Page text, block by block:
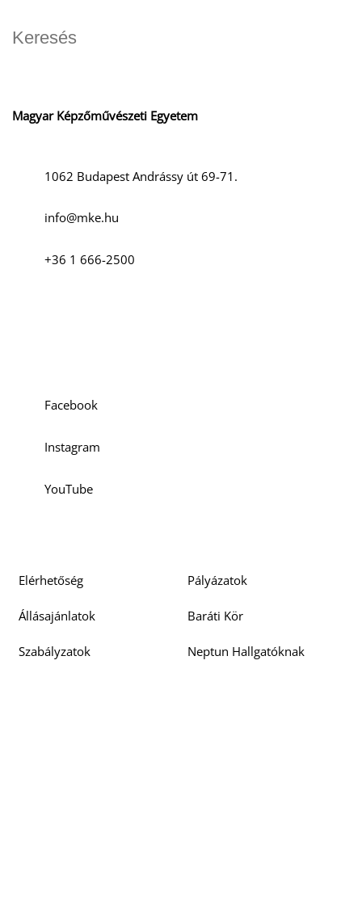
Magyar Képzőművészeti Egyetem
1062 Budapest Andrássy út 69-71.
info@mke.hu
+36 1 666-2500
Facebook
Instagram
YouTube
Elérhetőség Pályázatok
Állásajánlatok Baráti Kör
Szabályzatok Neptun Hallgatóknak